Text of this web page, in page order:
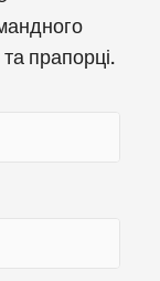
прапорці.